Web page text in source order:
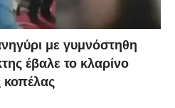
με γυμνόστηθη
έβαλε το κλαρίνο